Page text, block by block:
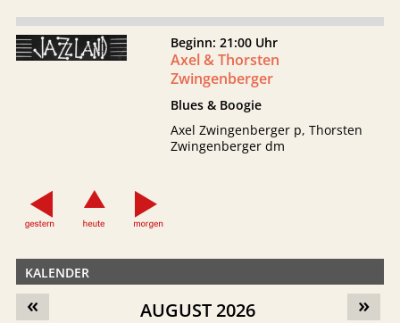
Beginn: 21:00 Uhr
Axel & Thorsten
Zwingenberger
Blues & Boogie
Axel Zwingenberger p, Thorsten
Zwingenberger dm
KALENDER
»
« AUGUST 2026